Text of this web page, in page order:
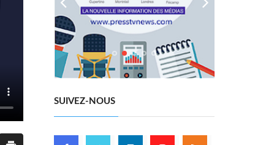
SUIVEZ-NOUS